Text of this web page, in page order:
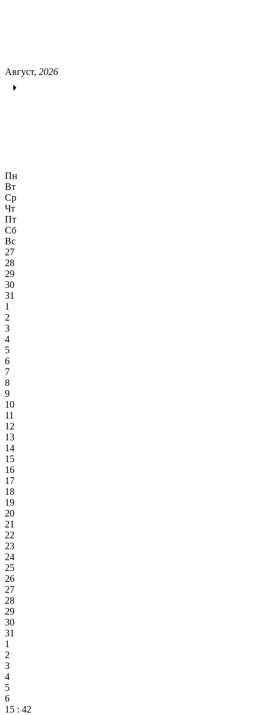
Август, 2026
Пн
Вт
Ср
Чт
Пт
Сб
Вс
27
28
29
30
31
1
2
3
4
5
6
7
8
9
10
11
12
13
14
15
16
17
18
19
20
21
22
23
24
25
26
27
28
29
30
31
1
2
3
4
5
6
15 : 42